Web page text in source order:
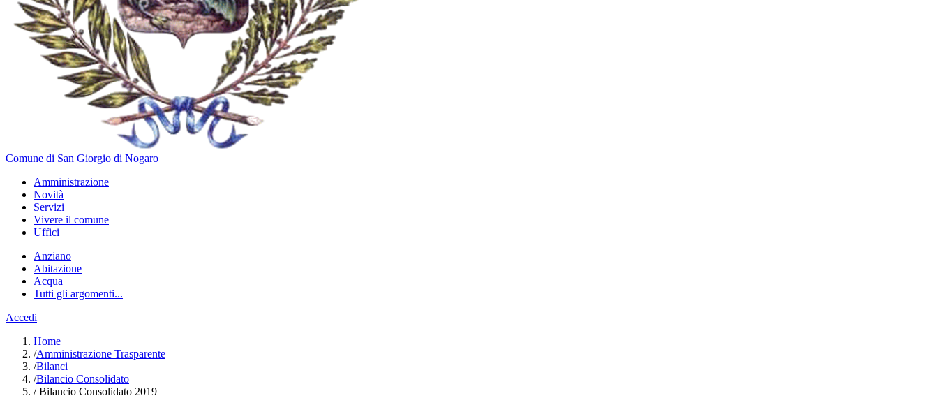
Comune di San Giorgio di Nogaro
Amministrazione
Novità
Servizi
Vivere il comune
Uffici
Anziano
Abitazione
Acqua
Tutti gli argomenti...
Accedi
Home
/Amministrazione Trasparente
/Bilanci
/Bilancio Consolidato
/Bilancio Consolidato 2019